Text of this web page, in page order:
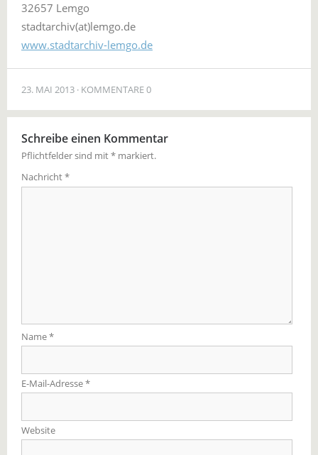
32657 Lemgo
stadtarchiv(at)lemgo.de
www.stadtarchiv-lemgo.de
23. MAI 2013 KOMMENTARE 0
Schreibe einen Kommentar
Pflichtfelder sind mit* markiert.
Nachricht*
Name*
E-Mail-Adresse*
Website